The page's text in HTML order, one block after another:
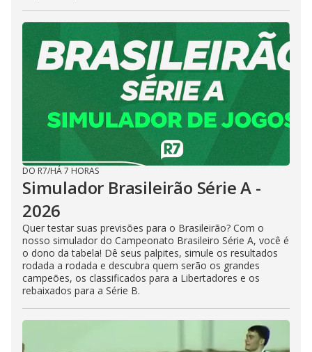
DO R7/HÁ 7 HORAS
Simulador Brasileirão Série A -
2026
Quer testar suas previsões para o Brasileirão? Com o
nosso simulador do Campeonato Brasileiro Série A, você é
o dono da tabela! Dê seus palpites, simule os resultados
rodada a rodada e descubra quem serão os grandes
campeões, os classificados para a Libertadores e os
rebaixados para a Série B.